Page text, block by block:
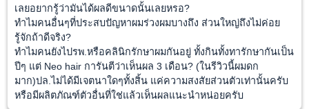
เลยอยากรู้ว่ามันได้ผลดีขนาดนั้นเลยหรอ?
ทำไมคนอื่นๆที่ประสบปัญหาผมร่วงผมบางถึง ส่วนใหญ่ถึงไม่ค่อย
รู้จักถ้าดีจริง?
ทำไมคนยังไปรพ.หรือคลินิกรักษาผมกันอยู่ ทั้งกินทั้งทารักษากันเป็น
ปีๆ แต่ Neo hair การันตีว่าเห็นผล 3 เดือน? (ในรีวิวนี้ผมดก
มาก)ปล.ไม่ได้มีเจตนาใดๆทั้งสิ้น แค่ความสงสัยส่วนตัวเท่านั้นครับ
หรือมีผลิตภัณฑ์ตัวอื่นที่ใช่แล้วเห็นผลแนะนำหน่อยครับ